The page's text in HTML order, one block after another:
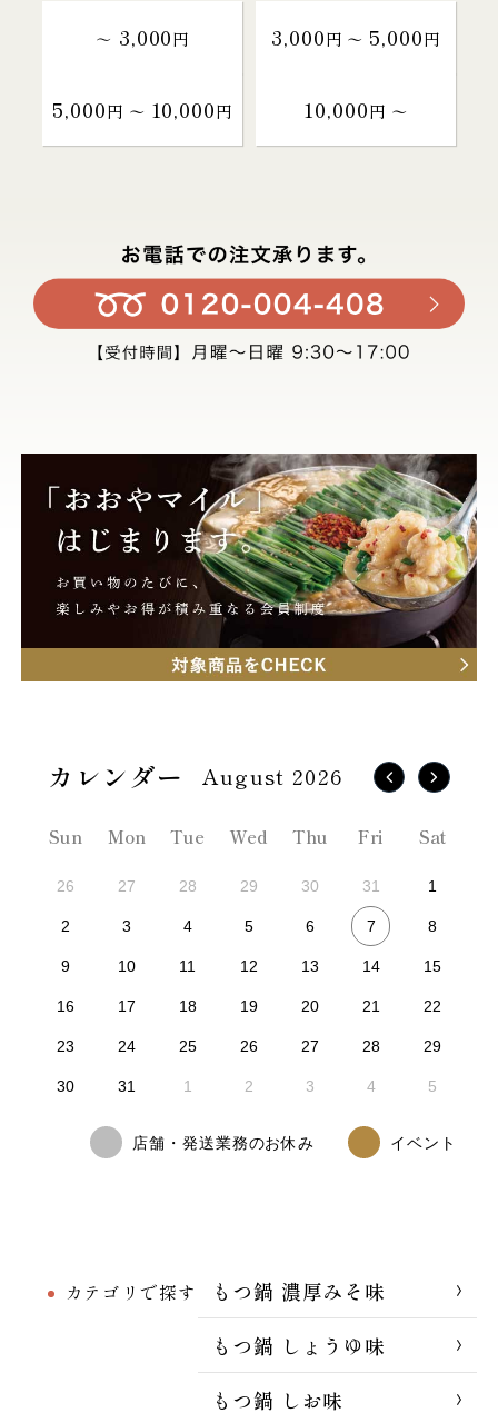
～ 3,000円 3,000円 〜 5,000円
5,000円 〜 10,000円 10,000円 〜
カテゴリで探す
もつ鍋 濃厚みそ味
もつ鍋 しょうゆ味
もつ鍋 しお味
August 2026
Sun Mon Tue Wed Thu Fri Sat
26 27 28 29 30 31 1
2 3 4 5 6 7 8
9 10 11 12 13 14 15
16 17 18 19 20 21 22
23 24 25 26 27 28 29
30 31 1 2 3 4 5
店舗・発送業務のお休み イベント